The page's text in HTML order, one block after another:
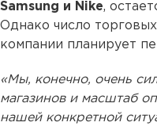
Samsung и Nike,
Однако число
компании планирует
«Мы, конечно, очень
магазинов и масштаб
нашей конкретной